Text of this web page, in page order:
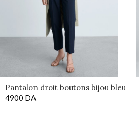
Pantalon droit boutons bijou bleu
4900 DA